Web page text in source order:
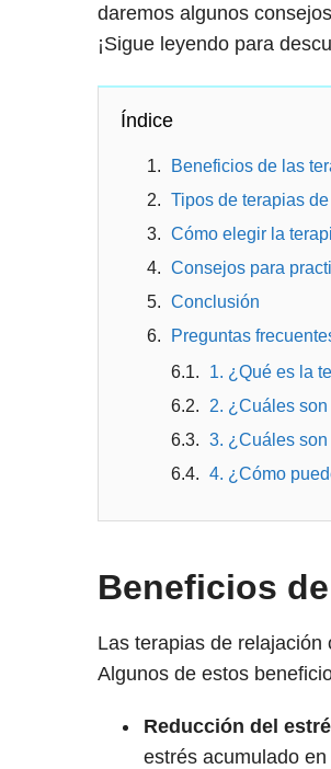
daremos algunos
¡Sigue leyendo para
Índice
Beneficios de las
Tipos de terapias
Cómo elegir la
Consejos para
Conclusión
Preguntas
1. ¿Qué es la
2. ¿Cuáles
3. ¿Cuáles
4. ¿Cómo
Beneficios
Las terapias de
Algunos de estos
Reducción del
estrés acumulado